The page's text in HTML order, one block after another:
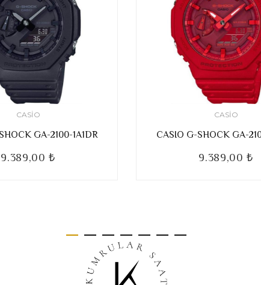
CASIO
GA-2100-1A1DR
9.389,00 ₺
CASIO
CASIO G-SHOCK GA-
9.389,00 ₺